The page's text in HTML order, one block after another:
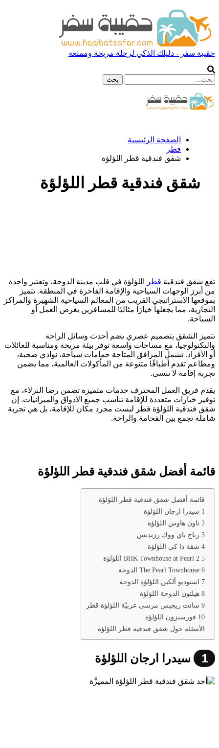
حقيبة سفر - دليلك الذكي لرحلة مريحة وممتعة
الصفحة الرئيسية
قطر
شقق فندقية قطر اللؤلؤة
شقق فندقية قطر اللؤلؤة
تقع شقق فندقية قطر
اللؤلؤة في قلب مدينة الدوحة، وتعتبر واحدة
من أبرز الوجهات السياحية والإقامة الفاخرة في المنطقة. تتميز
بموقعها الاستراتيجي القريب من المعالم السياحية الشهيرة والمراكز
التجارية، مما يجعلها خيارًا مثاليًا للمسافرين بغرض العمل أو
السياحة.
تتميز الشقق بتصميم عصري يضم أحدث وسائل الراحة
والتكنولوجيا، مع مساحات واسعة توفر بيئة مريحة ومناسبة للعائلات
أو الأفراد. تشمل المرافق المتاحة حمامات سباحة، نوادي صحية،
ومطاعم تقدم أطباقًا متنوعة من المأكولات العالمية، مما يضمن
تجربة إقامة لا تنسى.
يقدم فريق العمل المحترف خدمات متميزة تضمن رضا النزلاء، مع
توفير خيارات متعددة للإقامة تناسب جميع الأذواق والميزانيات. إن
شقق فندقية اللؤلؤة قطر ليست مجرد مكان للإقامة، بل هي تجربة
شاملة تجمع بين الفخامة والراحة.
قائمة أفضل شقق فندقية قطر اللؤلؤة
قائمة أفضل شقق فندقية قطر اللؤلؤة
1 سيدرا ارجان اللؤلؤة
2 تاون هاوس اللؤلؤة
3 رتاج باي ووك رزيدنس
4 شقة ذا كي اللؤلؤة
5 2 BHK Townhouse at Pearl اللؤلؤة
6 The Pearl Townhouse الدوحة
7 استوديو ألكين اللؤلؤة الدوحة
8 هيلتون الدوحة اللؤلؤة
9 سانت ريجيس مرسى عربيّة اللؤلؤة قطر
10 فورسيزون اللؤلؤة
الأسئلة حول شقق فندقية قطر اللؤلؤة
1 سيدرا ارجان اللؤلؤة